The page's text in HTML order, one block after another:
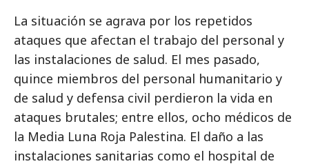
La situación se agrava por los repetidos
ataques que afectan el trabajo del personal y
las instalaciones de salud. El mes pasado,
quince miembros del personal humanitario y
de salud y defensa civil perdieron la vida en
ataques brutales; entre ellos, ocho médicos de
la Media Luna Roja Palestina. El daño a las
instalaciones sanitarias como el hospital de